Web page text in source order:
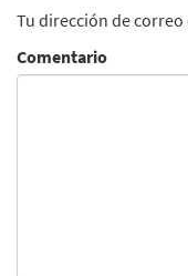
Tu dirección de
Comentario